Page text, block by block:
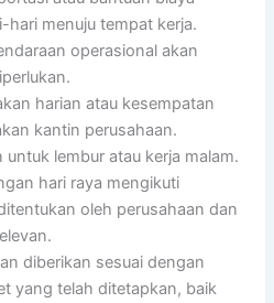
hari menuju tempat kerja.
operasional akan
harian atau kesempatan
kantin perusahaan.
untuk lembur atau kerja malam.
hari raya mengikuti
oleh perusahaan dan
diberikan sesuai dengan
yang telah ditetapkan, baik